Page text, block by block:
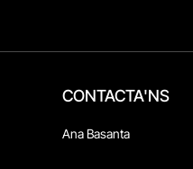
CONTACTA'NS
Ana Basanta